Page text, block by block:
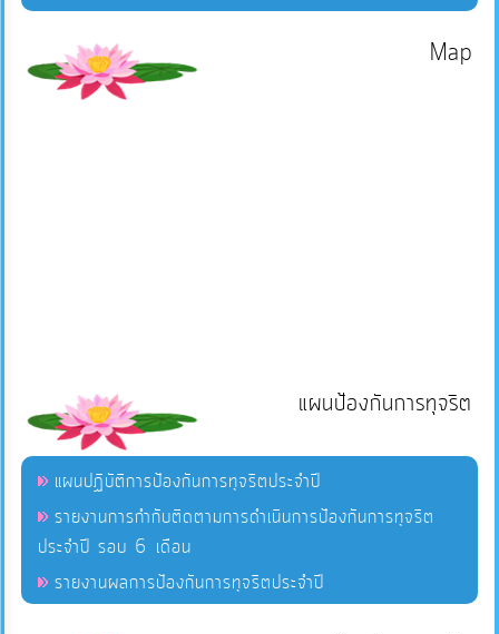
Map
แผนป้องกันการทุจริต
แผนปฏิบัติการป้องกันการทุจริตประจำปี
รายงานการกำกับติดตามการดำเนินการป้องกันการทุจริต
ประจำปี รอบ 6 เดือน
รายงานผลการป้องกันการทุจริตประจำปี